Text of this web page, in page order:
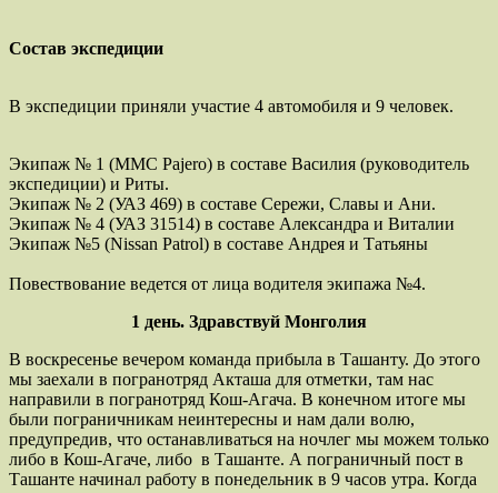
Состав экспедиции
В экспедиции приняли участие 4 автомобиля и 9 человек.
Экипаж № 1 (MMC Pajero) в составе Василия (руководитель
экспедиции) и Риты.
Экипаж № 2 (УАЗ 469) в составе Сережи, Славы и Ани.
Экипаж № 4 (УАЗ 31514) в составе Александра и Виталии
Экипаж №5 (Nissan Patrol) в составе Андрея и Татьяны
Повествование ведется от лица водителя экипажа №4.
1 день. Здравствуй Монголия
В воскресенье вечером команда прибыла в Ташанту. До этого
мы заехали в погранотряд Акташа для отметки, там нас
направили в погранотряд Кош-Агача. В конечном итоге мы
были пограничникам неинтересны и нам дали волю,
предупредив, что останавливаться на ночлег мы можем только
либо в Кош-Агаче, либо в Ташанте. А пограничный пост в
Ташанте начинал работу в понедельник в 9 часов утра. Когда